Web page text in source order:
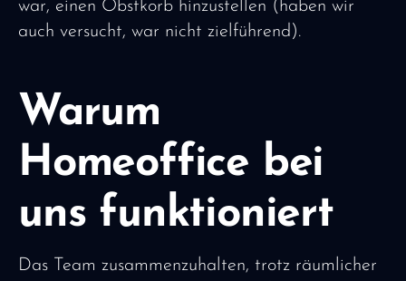
war, einen Obstkorb hinzustellen (haben wir
auch versucht, war nicht zielführend).
Warum
Homeoffice bei
uns funktioniert
Das Team zusammenzuhalten, trotz räumlicher